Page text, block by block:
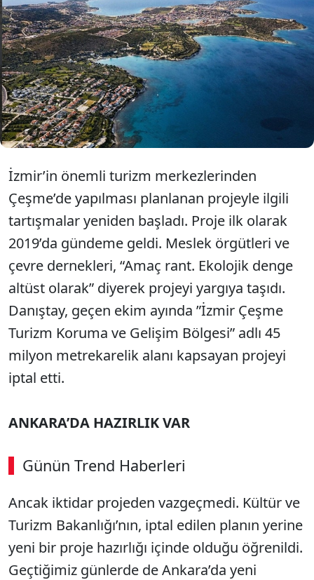
45 bin dekarlık alanı kapsayan Çeşme
Turizm Projesi raftan indi. Kültür ve Turizm
Bakanlığı’nda planla ilgili gizli toplantı
yapıldı. Çevreciler tepkili: Ranttan vazgeçin.
İzmir’in önemli turizm merkezlerinden
Çeşme’de yapılması planlanan projeyle ilgili
tartışmalar yeniden başladı. Proje ilk olarak
2019’da gündeme geldi. Meslek örgütleri ve
çevre dernekleri, “Amaç rant. Ekolojik denge
altüst olarak” diyerek projeyi yargıya taşıdı.
Danıştay, geçen ekim ayında ”İzmir Çeşme
Turizm Koruma ve Gelişim Bölgesi” adlı 45
milyon metrekarelik alanı kapsayan projeyi
iptal etti.
ANKARA’DA HAZIRLIK VAR
Günün Trend Haberleri
Ancak iktidar projeden vazgeçmedi. Kültür ve
Turizm Bakanlığı’nın, iptal edilen planın yerine
yeni bir proje hazırlığı içinde olduğu öğrenildi.
Geçtiğimiz günlerde de Ankara’da yeni